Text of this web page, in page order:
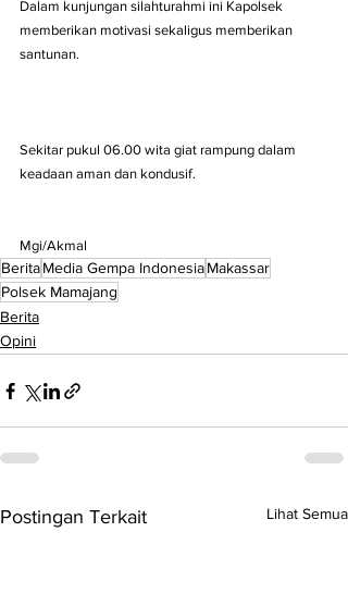
Dalam kunjungan silahturahmi ini Kapolsek
memberikan motivasi sekaligus memberikan
santunan.
Sekitar pukul 06.00 wita giat rampung dalam
keadaan aman dan kondusif.
Mgi/Akmal
BeritaMedia Gempa IndonesiaMakassar
Polsek Mamajang
Berita
Opini
Postingan Terkait Lihat Semua